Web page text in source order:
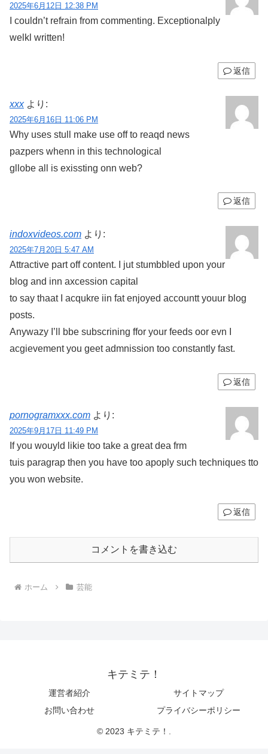
2025年6月12日 12:38 PM
I couldn’t refrain from commenting. Exceptionalply
welkl written!
返信
xxx より:
2025年6月16日 11:06 PM
Why uses stull make use off to reaqd news
pazpers whenn in this technological
gllobe all is exissting onn web?
返信
indoxvideos.com より:
2025年7月20日 5:47 AM
Attractive part off content. I jut stumbbled upon your
blog and inn axcession capital
to say thaat I acqukre iin fat enjoyed accountt youur blog
posts.
Anywazy I’ll bbe subscrining ffor your feeds oor evn I
acgievement you geet admnission too constantly fast.
返信
pornogramxxx.com より:
2025年9月17日 11:49 PM
If you wouyld likie too take a great dea frm
tuis paragrap then you have too apoply such techniques tto
you won website.
返信
コメントを書き込む
ホーム 芸能
キテミテ！
運営者紹介
サイトマップ
お問い合わせ
プライバシーポリシー
© 2023 キテミテ！.